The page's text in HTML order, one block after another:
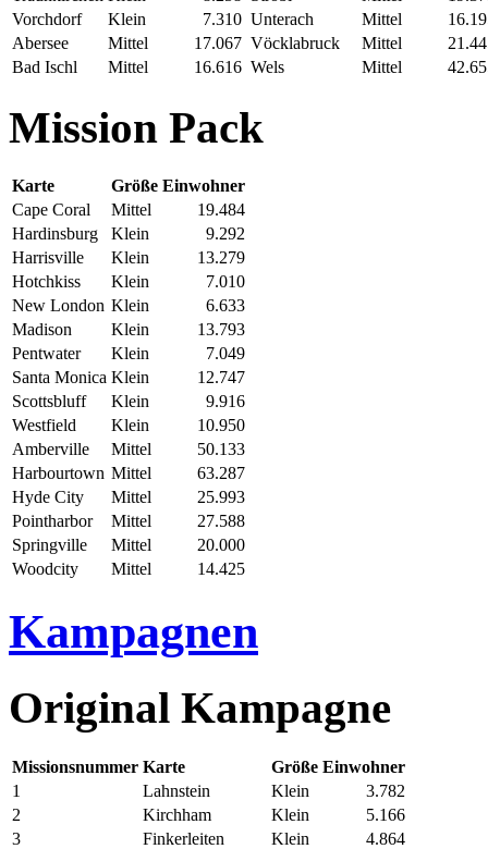
Vorchdorf
Klein 7.310 Unterach Mittel
Abersee
Mittel 17.067 Vöcklabruck Mittel
Bad Ischl
Mittel 16.616 Wels Mittel
Mission Pack
Karte Größe Einwohner
Cape Coral
Mittel
19.484
Hardinsburg
Klein
9.292
Harrisville
Klein
13.279
Hotchkiss
Klein
7.010
New London Klein
6.633
Madison
Klein
13.793
Pentwater
Klein
7.049
Santa Monica Klein
12.747
Scottsbluff
Klein
9.916
Westfield
Klein
10.950
Amberville
Mittel
50.133
Harbourtown Mittel
63.287
Hyde City
Mittel
25.993
Pointharbor
Mittel
27.588
Springville
Mittel
20.000
Woodcity
Mittel 14.425
Kampagnen
Original Kampagne
Missionsnummer Karte Größe Einwohner
1
Lahnstein Klein
3.782
2
Kirchham Klein
5.166
3
Finkerleiten Klein
4.864